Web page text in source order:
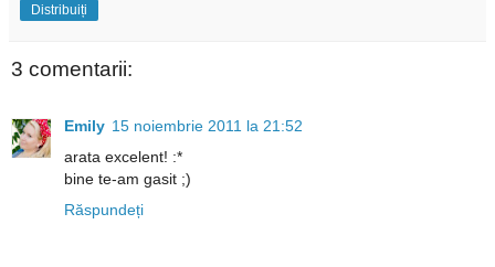
Distribuiți
3 comentarii:
Emily 15 noiembrie 2011 la 21:52
arata excelent! :*
bine te-am gasit ;)
Răspundeți